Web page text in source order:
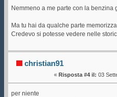
Nemmeno a me parte con la benzina
Ma tu hai da qualche parte
Credevo si potesse vedere nelle
christian91
« Risposta #4 il: 03
per niente